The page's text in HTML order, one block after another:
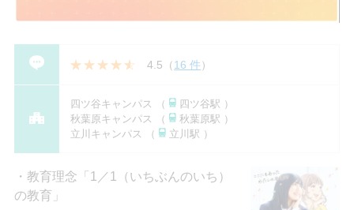
4.5 （16 件）
四ツ谷キャンパス （
四ツ谷駅 ）
秋葉原キャンパス （
秋葉原駅 ）
立川キャンパス （
立川駅 ）
教育理念「1／1（いちぶんのいち）
の教育」